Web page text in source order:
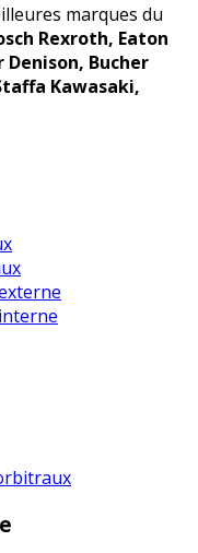
marques du
Rexroth, Eaton
Denison, Bucher
Kawasaki,